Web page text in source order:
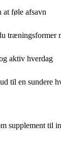
at føle afsavn
træningsformer
aktiv hverdag
til en sundere
supplement til